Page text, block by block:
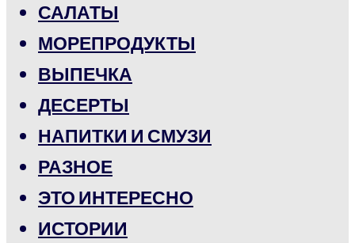
САЛАТЫ
МОРЕПРОДУКТЫ
ВЫПЕЧКА
ДЕСЕРТЫ
НАПИТКИ И СМУЗИ
РАЗНОЕ
ЭТО ИНТЕРЕСНО
ИСТОРИИ